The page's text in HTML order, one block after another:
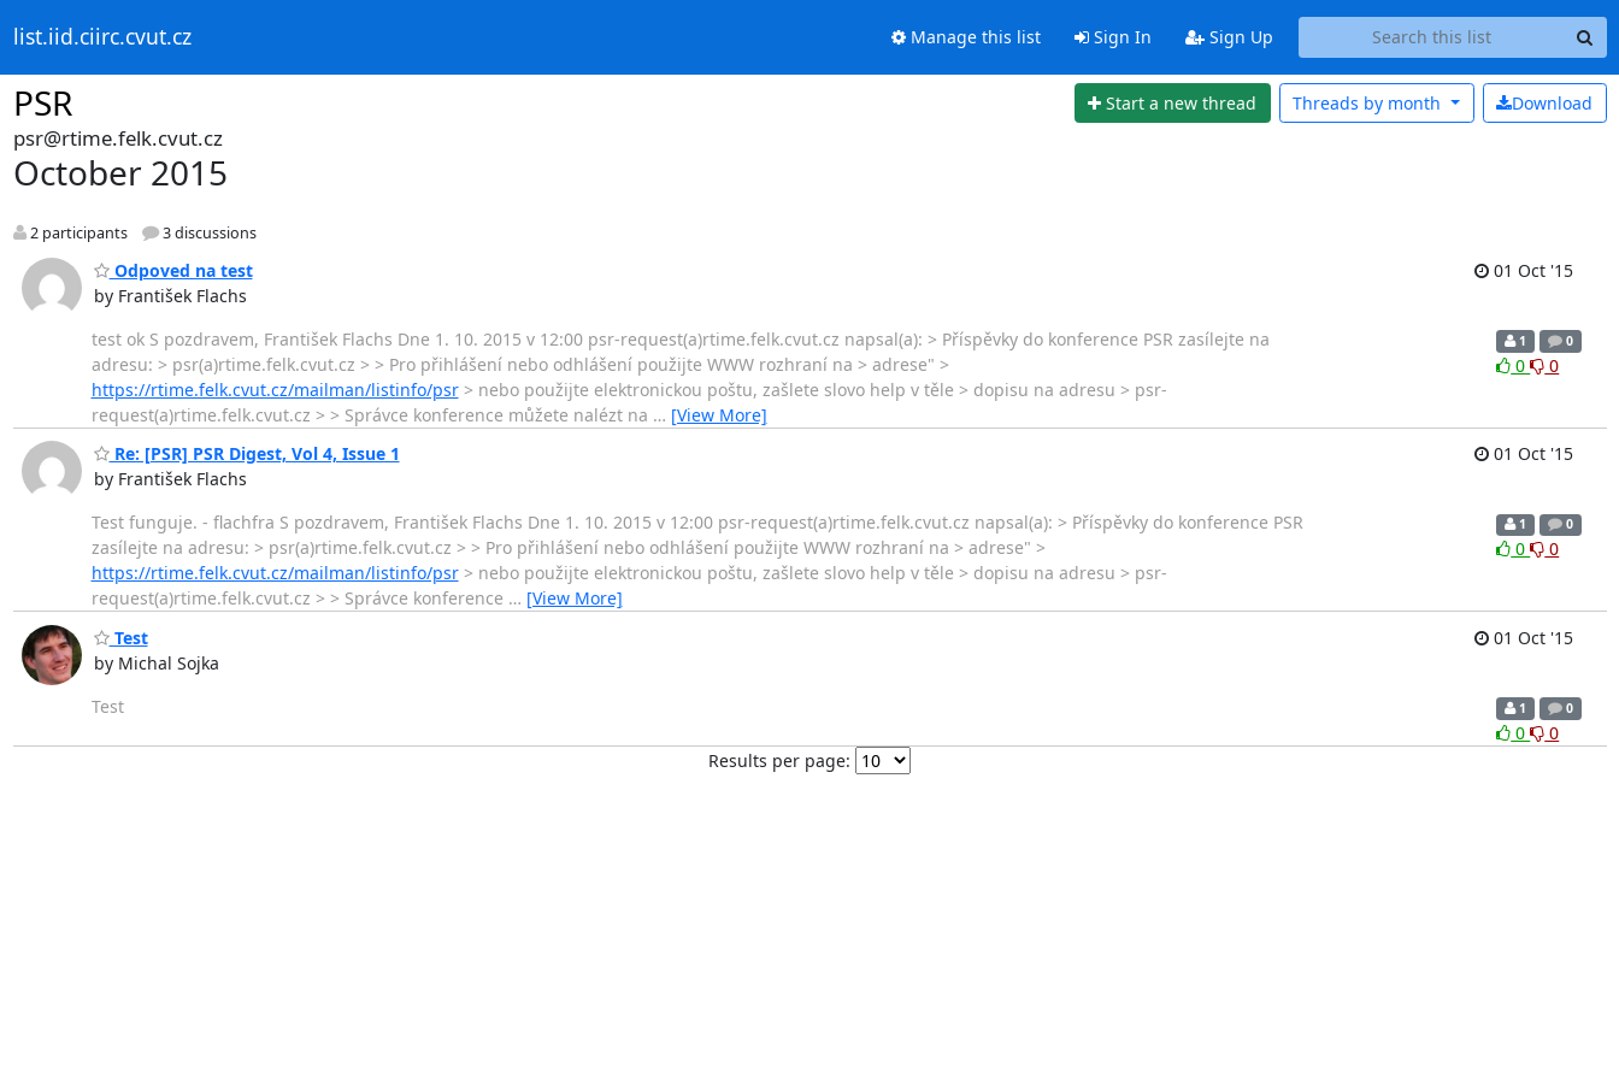
list.iid.ciirc.cvut.cz Manage this list Sign In Sign Up
PSR Start a new thread Download
Threads by month
psr@rtime.felk.cvut.cz
October 2015
2 participants 3 discussions
Odpoved na test
by František Flachs
01 Oct '15
test ok S pozdravem, František Flachs Dne 1. 10. 2015 v 12:00 psr-request(a)rtime.felk.cvut.cz napsal(a): > Příspěvky do konference PSR zasílejte na
adresu: > psr(a)rtime.felk.cvut.cz > > Pro přihlášení nebo odhlášení použijte WWW rozhraní na > adrese" >
https://rtime.felk.cvut.cz/mailman/listinfo/psr> nebo použijte elektronickou poštu, zašlete slovo help v těle > dopisu na adresu > psr-
request(a)rtime.felk.cvut.cz > > Správce konference můžete nalézt na … [View More]
1 0
0 0
Re: [PSR] PSR Digest, Vol 4, Issue 1
by František Flachs
01 Oct '15
Test funguje. - flachfra S pozdravem, František Flachs Dne 1. 10. 2015 v 12:00 psr-request(a)rtime.felk.cvut.cz napsal(a): > Příspěvky do konference PSR
zasílejte na adresu: > psr(a)rtime.felk.cvut.cz > > Pro přihlášení nebo odhlášení použijte WWW rozhraní na > adrese" >
https://rtime.felk.cvut.cz/mailman/listinfo/psr> nebo použijte elektronickou poštu, zašlete slovo help v těle > dopisu na adresu > psr-
request(a)rtime.felk.cvut.cz > > Správce konference … [View More]
1 0
0 0
Test
by Michal Sojka
01 Oct '15
Test 1 0
0
0
Results per page: